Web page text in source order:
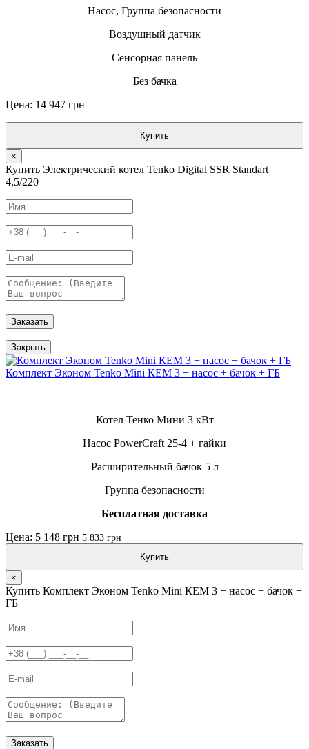
Насос, Группа безопасности
Воздушный датчик
Сенсорная панель
Без бачка
Цена: 14 947 грн
Купить
×
Купить Электрический котел Tenko Digital SSR Standart
4,5/220
Заказать
Закрыть
Комплект Эконом Tenko Mini КЕМ 3 + насос + бачок + ГБ
Котел Тенко Мини 3 кВт
Насос PowerCraft 25-4 + гайки
Расширительный бачок 5 л
Группа безопасности
Бесплатная доставка
Цена: 5 148 грн 5 833 грн
Купить
×
Купить Комплект Эконом Tenko Mini КЕМ 3 + насос + бачок +
ГБ
Заказать